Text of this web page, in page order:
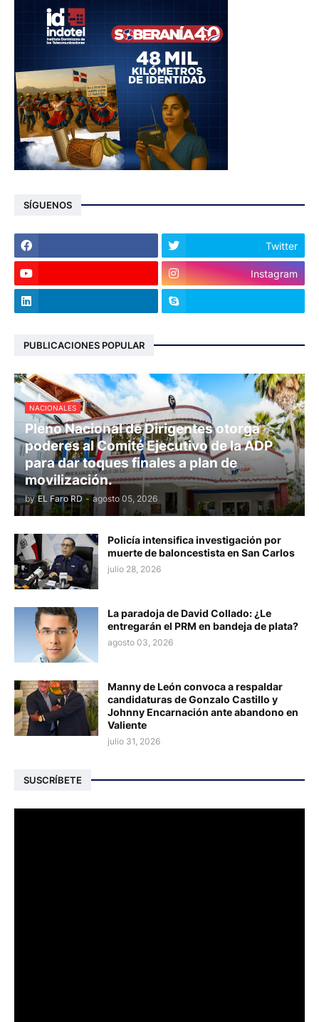
SÍGUENOS
Twitter
Instagram
PUBLICACIONES POPULAR
NACIONALES
Pleno Nacional de Dirigentes otorga
poderes al Comité Ejecutivo de la ADP
para dar toques finales a plan de
movilización.
by EL Faro RD - agosto 05, 2026
Policía intensifica investigación por
muerte de baloncestista en San Carlos
julio 28, 2026
La paradoja de David Collado: ¿Le
entregarán el PRM en bandeja de plata?
agosto 03, 2026
Manny de León convoca a respaldar
candidaturas de Gonzalo Castillo y
Johnny Encarnación ante abandono en
Valiente
julio 31, 2026
SUSCRÍBETE